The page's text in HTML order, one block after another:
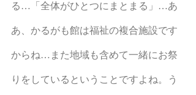
る…「全体がひとつにまとまる」…あ
あ、かるがも館は福祉の複合施設です
からね…また地域も含めて一緒にお祭
りをしているということですよね。う